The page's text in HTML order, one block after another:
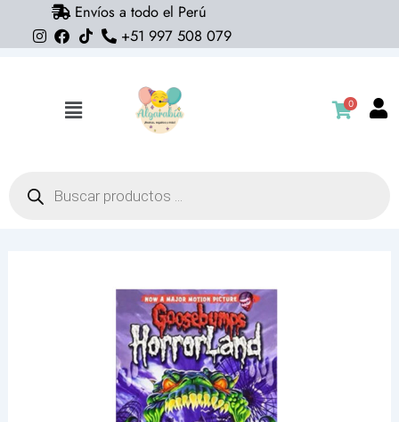
Envíos a todo el Perú
+51 997 508 079
Flyout
0
productos